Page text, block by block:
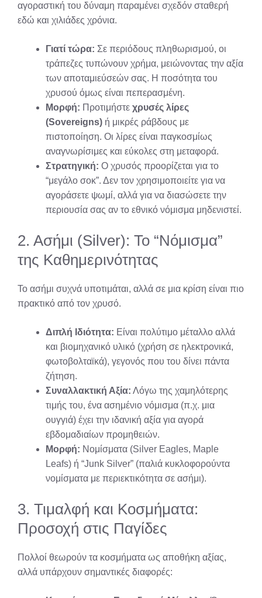
αγοραστική του δύναμη παραμένει σχεδόν σταθερή
εδώ και χιλιάδες χρόνια.
Γιατί τώρα: Σε περιόδους πληθωρισμού, οι
τράπεζες τυπώνουν χρήμα, μειώνοντας την αξία
των αποταμιεύσεών σας. Η ποσότητα του
χρυσού όμως είναι πεπερασμένη.
Μορφή: Προτιμήστε χρυσές λίρες
(Sovereigns) ή μικρές ράβδους με
πιστοποίηση. Οι λίρες είναι παγκοσμίως
αναγνωρίσιμες και εύκολες στη μεταφορά.
Στρατηγική: Ο χρυσός προορίζεται για το
“μεγάλο σοκ”. Δεν τον χρησιμοποιείτε για να
αγοράσετε ψωμί, αλλά για να διασώσετε την
περιουσία σας αν το εθνικό νόμισμα μηδενιστεί.
2. Ασήμι (Silver): Το “Νόμισμα”
της Καθημερινότητας
Το ασήμι συχνά υποτιμάται, αλλά σε μια κρίση είναι πιο
πρακτικό από τον χρυσό.
Διπλή Ιδιότητα: Είναι πολύτιμο μέταλλο αλλά
και βιομηχανικό υλικό (χρήση σε ηλεκτρονικά,
φωτοβολταϊκά), γεγονός που του δίνει πάντα
ζήτηση.
Συναλλακτική Αξία: Λόγω της χαμηλότερης
τιμής του, ένα ασημένιο νόμισμα (π.χ. μια
ουγγιά) έχει την ιδανική αξία για αγορά
εβδομαδιαίων προμηθειών.
Μορφή: Νομίσματα (Silver Eagles, Maple
Leafs) ή “Junk Silver” (παλιά κυκλοφορούντα
νομίσματα με περιεκτικότητα σε ασήμι).
3. Τιμαλφή και Κοσμήματα:
Προσοχή στις Παγίδες
Πολλοί θεωρούν τα κοσμήματα ως αποθήκη αξίας,
αλλά υπάρχουν σημαντικές διαφορές: